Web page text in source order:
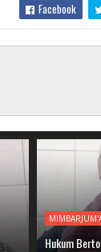
Facebook
Hukum